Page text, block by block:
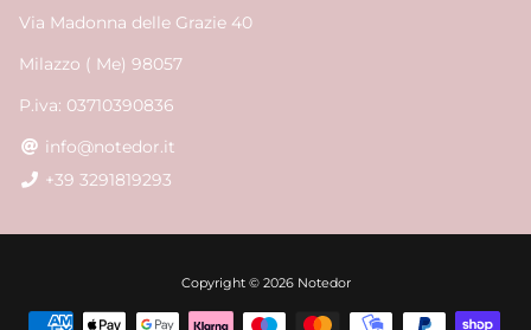
Via Madonna delle Grazie 40
Milazzo ( Me) 98057
P.iva: 03710390836
info@notedor.it
+39 3291819293
Copyright © 2026 NotedorFree
Theme
Debutify